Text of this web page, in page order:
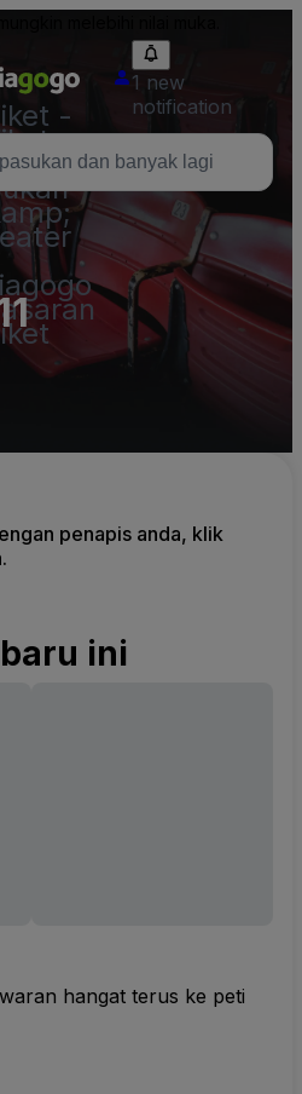
-
1 new
notification
penapis anda, klik
ini
hangat terus ke peti